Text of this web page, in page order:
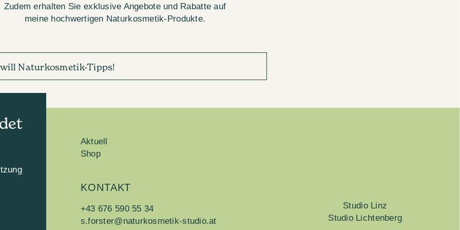
Zudem erhalten Sie exklusive Angebote und Rabatte auf
meine hochwertigen Naturkosmetik-Produkte.
will Naturkosmetik-Tipps!
Aktuell
Shop
KONTAKT
+43 676 590 55 34
s.forster@naturkosmetik-studio.at
Studio Linz
Studio Lichtenberg